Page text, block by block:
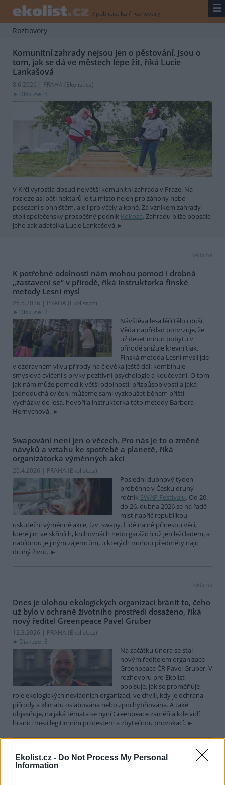
Ekolist.cz - Do Not Process My Personal
Information
/ publicistika / rozhovory ☰
Rozhovory
Komunitní zahrady nejsou jen o pěstování. Jsou o
tom, jak se dá ve městech lépe žít, říká Lucie
Lankašová
8.6.2026 | PRAHA (Ekolist.cz)
Diskuse: 5
V Krči vyrostla dosud největší komunitní zahrada v Praze. Na
rozloze asi pěti hektarů je tu místo nejen pro záhony nebo
posezení s ohništěm, ale i pro včely a koně. Za vznikem zahrady
stojí společensky prospěšný podnik Kokoza. Zahradu blíže popsala
jeho zakladatelka Lucie Lankašová.
reklama
K potřebné odolnosti nám mohou pomoci i drobná
„zastavení se“ v přírodě, říká instruktorka finské
metody Lesní mysl
26.5.2026 | PRAHA (Ekolist.cz)
Diskuse: 2
Návštěva lesa léčí tělo i duši.
Věda například potvrzuje, že
už deset minut pobytu v
přírodě snižuje krevní tlak.
Finská metoda Lesní mysli jde
v ozdravném vlivu přírody na člověka ještě dál: kombinuje
smyslová cvičení s prvky pozitivní psychologie a koučování. O tom,
jak nám může pomoci k větší odolnosti, přizpůsobivosti a jaká
jednoduchá cvičení můžeme sami vyzkoušet během příští
vycházky do lesa, hovořila instruktorka této metody Barbora
Hernychová.
Swapování není jen o věcech. Pro nás je to o změně
návyků a vztahu ke spotřebě a planetě, říká
organizátorka výměnných akcí
20.4.2026 | PRAHA (Ekolist.cz)
Poslední dubnový týden
proběhne v Česku druhý
ročník SWAP Festivalu. Od 20.
do 26. dubna 2026 se na řadě
míst napříč republikou
uskuteční výměnné akce, tzv. swapy. Lidé na ně přinesou věci,
které jim ve skříních, knihovnách nebo garážích už jen leží ladem, a
nabídnou je jiným zájemcům, u kterých mohou předměty najít
druhý život.
reklama
Dnes je úlohou ekologických organizací bránit to, čeho
už bylo v ochraně životního prostředí dosaženo, říká
nový ředitel Greenpeace Pavel Gruber
12.3.2026 | PRAHA (Ekolist.cz)
Diskuse: 3
Na začátku února se stal
novým ředitelem organizace
Greenpeace ČR Pavel Gruber. V
rozhovoru pro Ekolist
popisuje, jak se proměňuje
role ekologických nevládních organizací, ve chvíli, kdy je ochrana
přírody a klimatu oslabována nebo zpochybňována. A také
objasňuje, na jaká témata se nyní Greenpeace zaměří a kde vidí
hranici mezi legitimním protestem a zbytečnou provokací.
Martin Nawrath: I v případě environmentálního žalu
platí, že sdílená bolest je poloviční bolest